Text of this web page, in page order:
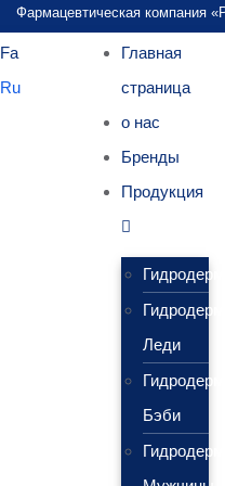
Фармацевтическая компания
Fa
Ru
Главная
страница
о нас
Бренды
Продукция
Гидродерм
Гидродерм
Леди
Гидродерм
Бэби
Гидродерм